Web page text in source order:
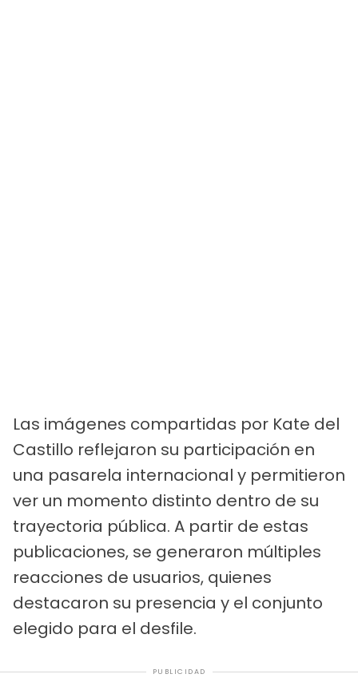
Las imágenes compartidas por Kate del
Castillo reflejaron su participación en
una pasarela internacional y permitieron
ver un momento distinto dentro de su
trayectoria pública. A partir de estas
publicaciones, se generaron múltiples
reacciones de usuarios, quienes
destacaron su presencia y el conjunto
elegido para el desfile.
PUBLICIDAD